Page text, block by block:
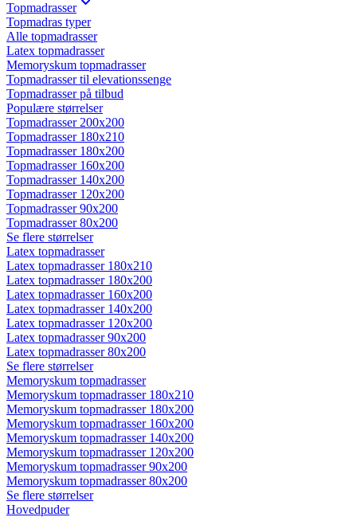
Topmadrasser
Topmadras typer
Alle topmadrasser
Latex topmadrasser
Memoryskum topmadrasser
Topmadrasser til elevationssenge
Topmadrasser på tilbud
Populære størrelser
Topmadrasser 200x200
Topmadrasser 180x210
Topmadrasser 180x200
Topmadrasser 160x200
Topmadrasser 140x200
Topmadrasser 120x200
Topmadrasser 90x200
Topmadrasser 80x200
Se flere størrelser
Latex topmadrasser
Latex topmadrasser 180x210
Latex topmadrasser 180x200
Latex topmadrasser 160x200
Latex topmadrasser 140x200
Latex topmadrasser 120x200
Latex topmadrasser 90x200
Latex topmadrasser 80x200
Se flere størrelser
Memoryskum topmadrasser
Memoryskum topmadrasser 180x210
Memoryskum topmadrasser 180x200
Memoryskum topmadrasser 160x200
Memoryskum topmadrasser 140x200
Memoryskum topmadrasser 120x200
Memoryskum topmadrasser 90x200
Memoryskum topmadrasser 80x200
Se flere størrelser
Hovedpuder